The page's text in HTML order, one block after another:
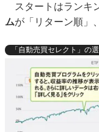
スタートはランキ
ムが「リターン順」
「自動売買セレクト」の